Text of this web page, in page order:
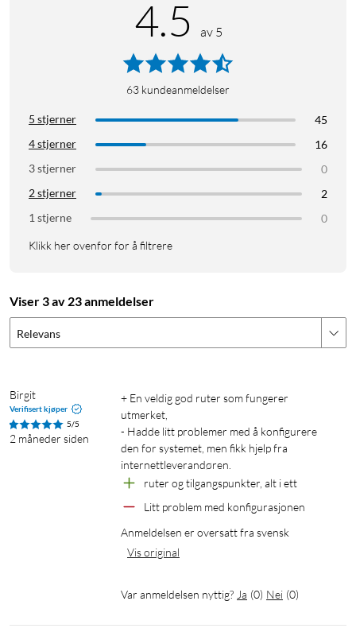
Funksjoner
Wifi 6 med overføringshastighet på opptil 3000 Mb/s.
Smarte antenner integrert i Air R5s design – lokaliserer
enhetene dine for optimert wifi-spredning.
Ultra-Low Latency gir en mer responsiv tilkobling ved
TP-Link HomeShield for bedre sikkerhet med
kontinuerlige oppdateringer.
EasyMesh-kompatibilitet for integrering med
kompatible enheter for å skape et heldekkende, sømløst
Enkel installasjon med integrert feste og
dobbeltheftende materiale.
To nettverksporter (RJ45) og USB-C-tilkobling for
Design som er verdt å vise frem
4.5 av 5
63 kundeanmeldelser
5 stjerner
45
4 stjerner
16
3 stjerner
0
2 stjerner
2
1 stjerne
0
Klikk her ovenfor for å filtrere
Viser 3 av 23 anmeldelser
Relevans
Birgit
Verifisert kjøper
5/5
2 måneder siden
+ En veldig god ruter som fungerer
utmerket,
- Hadde litt problemer med å konfigurere
den for systemet, men fikk hjelp fra
internettleverandøren.
ruter og tilgangspunkter, alt i ett
Litt problem med konfigurasjonen
Anmeldelsen er oversatt fra svensk
Vis original
Var anmeldelsen nyttig? Ja (0) Nei (0)